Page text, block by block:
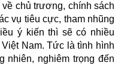
chủ trương, chính sách
vụ tiêu cực, tham nhũng
ý kiến thì sẽ có nhiều
Nam. Tức là tình hình
nhiên, nghiêm trọng đến